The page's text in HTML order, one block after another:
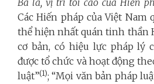
Ba là, vị trí tối cao của Hiến
Các Hiến pháp của Việt Nam
thể hiện nhất quán tinh thần
cơ bản, có hiệu lực pháp lý
được tổ chức và hoạt động
luật”(1); “Mọi văn bản pháp